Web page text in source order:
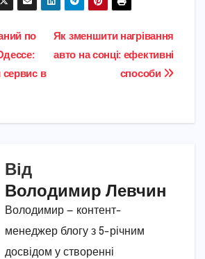
Як зменшити нагрівання
авто на сонці: ефективні
способи
по
в
Від
Володимир Левчин
Володимир — контент-
менеджер блогу з 5-річним
досвідом у створенні